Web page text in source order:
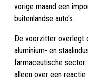
vorige maand een
buitenlandse auto's.
De voorzitter overlegt
aluminium- en
farmaceutische
alleen over een